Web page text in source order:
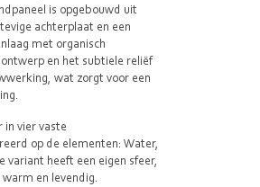
is opgebouwd uit
achterplaat en een
met organisch
en het subtiele reliëf
wat zorgt voor een
in vier vaste
op de elementen: Water,
variant heeft een eigen sfeer,
en levendig.